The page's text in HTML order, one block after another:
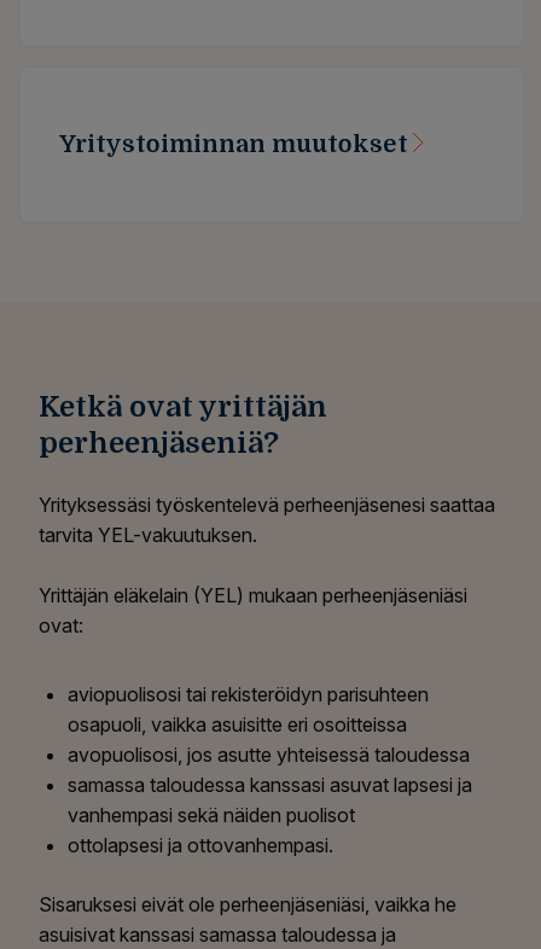
Yritystoiminnan muutokset
Ketkä ovat yrittäjän
perheenjäseniä?
Yrityksessäsi työskentelevä perheenjäsenesi saattaa
tarvita YEL-vakuutuksen.
Yrittäjän eläkelain (YEL) mukaan perheenjäseniäsi
ovat:
aviopuolisosi tai rekisteröidyn parisuhteen
osapuoli, vaikka asuisitte eri osoitteissa
avopuolisosi, jos asutte yhteisessä taloudessa
samassa taloudessa kanssasi asuvat lapsesi ja
vanhempasi sekä näiden puolisot
ottolapsesi ja ottovanhempasi.
Sisaruksesi eivät ole perheenjäseniäsi, vaikka he
asuisivat kanssasi samassa taloudessa ja